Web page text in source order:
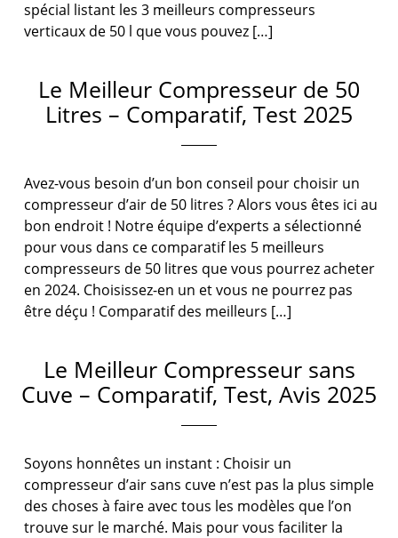
spécial listant les 3 meilleurs compresseurs
verticaux de 50 l que vous pouvez […]
Le Meilleur Compresseur de 50
Litres – Comparatif, Test 2025
Avez-vous besoin d’un bon conseil pour choisir un
compresseur d’air de 50 litres ? Alors vous êtes ici au
bon endroit ! Notre équipe d’experts a sélectionné
pour vous dans ce comparatif les 5 meilleurs
compresseurs de 50 litres que vous pourrez acheter
en 2024. Choisissez-en un et vous ne pourrez pas
être déçu ! Comparatif des meilleurs […]
Le Meilleur Compresseur sans
Cuve – Comparatif, Test, Avis 2025
Soyons honnêtes un instant : Choisir un
compresseur d’air sans cuve n’est pas la plus simple
des choses à faire avec tous les modèles que l’on
trouve sur le marché. Mais pour vous faciliter la